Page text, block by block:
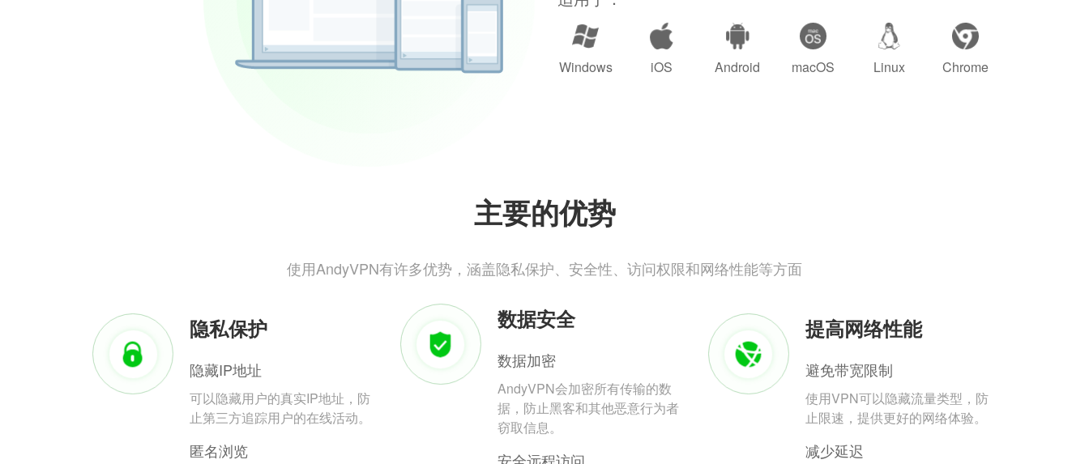
Windows iOS Android macOS Linux Chrome
主要的优势
使用AndyVPN有许多优势，涵盖隐私保护、安全性、访问权限和网络性能等方面
隐私保护
隐藏IP地址
可以隐藏用户的真实IP地址，防
止第三方追踪用户的在线活动。
匿名浏览
数据安全
数据加密
AndyVPN会加密所有传输的数
据，防止黑客和其他恶意行为者
窃取信息。
提高网络性能
避免带宽限制
使用VPN可以隐藏流量类型，防
止限速，提供更好的网络体验。
减少延迟